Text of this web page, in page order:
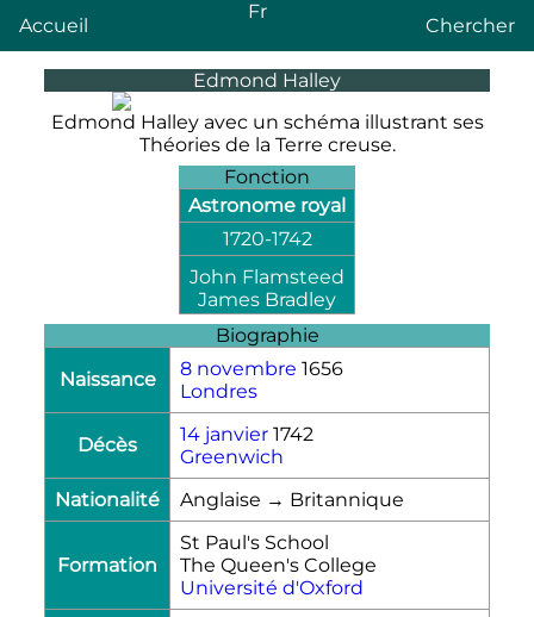
Accueil
Fr
Chercher
Edmond Halley
Edmond Halley avec un schéma illustrant ses
Théories de la Terre creuse.
Fonction
Astronome royal
1720-1742
John Flamsteed
James Bradley
Biographie
Naissance
8 novembre 1656
Londres
Décès 14 janvier 1742
Greenwich
Nationalité
Anglaise → Britannique
Formation
St Paul's School
The Queen's College
Université d'Oxford